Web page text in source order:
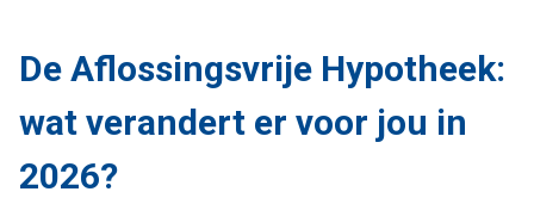
De Aflossingsvrije Hypotheek:
wat verandert er voor jou in
2026?